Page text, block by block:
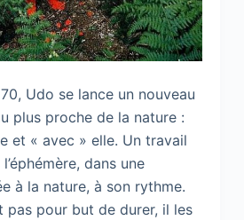
Udo se lance un nouveau
plus proche de la nature :
et « avec » elle. Un travail
dans une
à la nature, à son rythme.
pas pour but de durer, il les